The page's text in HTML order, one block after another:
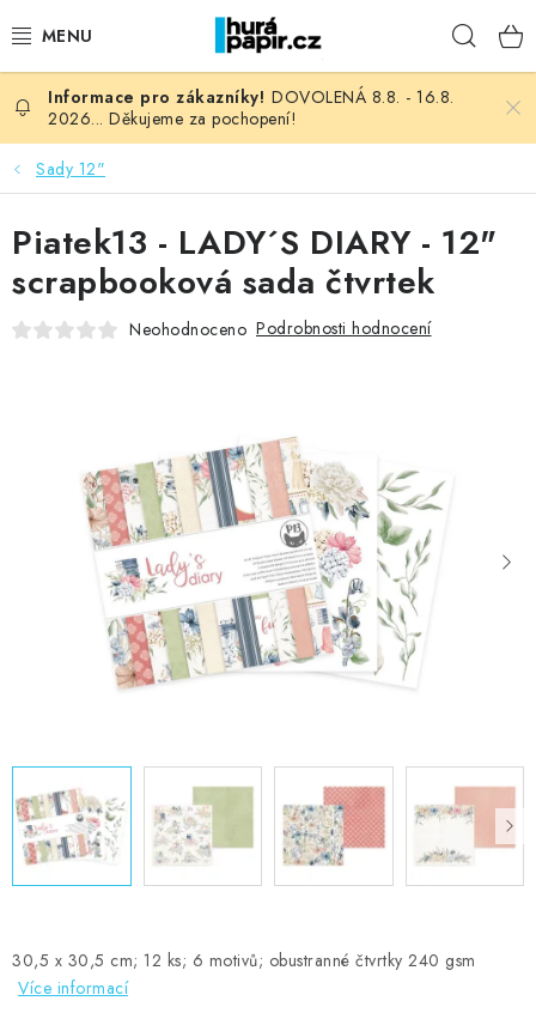
na
NOVINKY
HURÁ DÍLNA
VŠECHNO ZBOŽÍ
KNIHAŘSKÝ MATERIÁL
FOTORECENZE
MOJE OBJEDNÁVKA
Kontakty Moje objednávka
Oblíbené ♥️
DOVOLENÁ 8.8. - 16.8.
2026... Děkujeme za pochopení!
Sady 12"
30,5 x 30,5 cm; 12 ks; 6 motivů; obustranné čtvrtky 240 gsm
Více informací
Piatek13 - LADY´S DIARY - 12"
scrapbooková sada čtvrtek
Neohodnoceno Podrobnosti hodnocení